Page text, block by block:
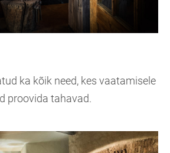
ka kõik need, kes vaatamisele
proovida tahavad.